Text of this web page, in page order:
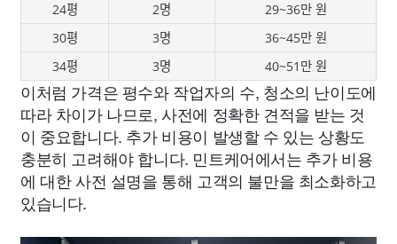
24평
2명
29~36만 원
30평
3명
36~45만 원
34평
3명 40~51만 원
이처럼 가격은 평수와 작업자의 수, 청소의 난이도에
따라 차이가 나므로, 사전에 정확한 견적을 받는 것
이 중요합니다. 추가 비용이 발생할 수 있는 상황도
충분히 고려해야 합니다. 민트케어에서는 추가 비용
에 대한 사전 설명을 통해 고객의 불만을 최소화하고
있습니다.